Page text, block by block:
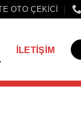
OTO ÇEKICI
İLETIŞIM